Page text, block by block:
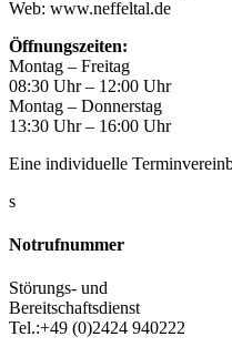
Web: www.neffeltal.de
Öffnungszeiten:
Montag – Freitag
08:30 Uhr – 12:00 Uhr
Montag – Donnerstag
13:30 Uhr – 16:00 Uhr
Eine individuelle
s
Notrufnummer
Störungs- und
Bereitschaftsdienst
Tel.:+49 (0)2424 940222